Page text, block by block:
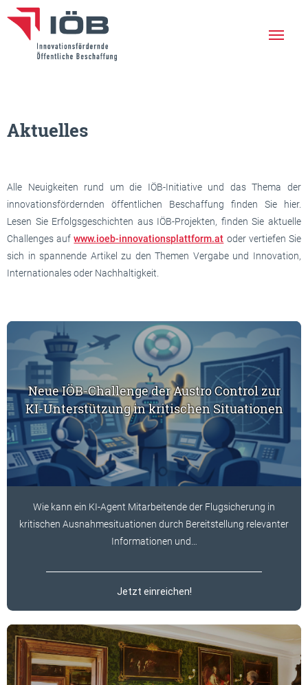
Netzwerk
Veranstaltungen
Newsletter
Aktuelles
Alle Neuigkeiten rund um die IÖB-Initiative und das Thema der
innovationsfördernden öffentlichen Beschaffung finden Sie hier.
Lesen Sie Erfolgsgeschichten aus IÖB-Projekten, finden Sie aktuelle
Challenges aufwww.ioeb-innovationsplattform.at oder vertiefen Sie
sich in spannende Artikel zu den Themen Vergabe und Innovation,
Internationales oder Nachhaltigkeit.
Auflistung der Newsbeiträge:
Neue IÖB-Challenge der Austro Control zur
KI-Unterstützung in kritischen Situationen
Wie kann ein KI-Agent Mitarbeitende der Flugsicherung in
kritischen Ausnahmesituationen durch Bereitstellung relevanter
Informationen und…
Jetzt einreichen!